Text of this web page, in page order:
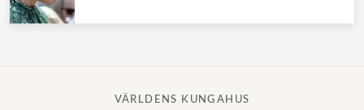
VÄRLDENS KUNGAHUS